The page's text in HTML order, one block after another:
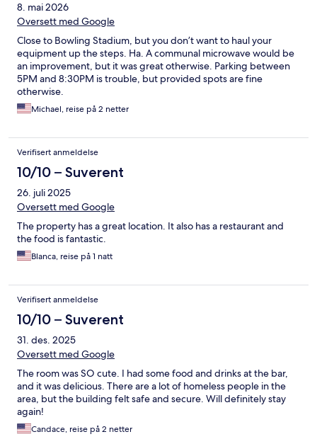
8. mai 2026
Oversett med Google
Close to Bowling Stadium, but you don’t want to haul your
equipment up the steps. Ha. A communal microwave would be
an improvement, but it was great otherwise. Parking between
5PM and 8:30PM is trouble, but provided spots are fine
otherwise.
Michael, reise på 2 netter
Verifisert anmeldelse
10/10 – Suverent
26. juli 2025
Oversett med Google
The property has a great location. It also has a restaurant and
the food is fantastic.
Blanca, reise på 1 natt
Verifisert anmeldelse
10/10 – Suverent
31. des. 2025
Oversett med Google
The room was SO cute. I had some food and drinks at the bar,
and it was delicious. There are a lot of homeless people in the
area, but the building felt safe and secure. Will definitely stay
again!
Candace, reise på 2 netter